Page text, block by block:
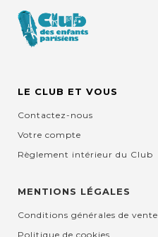
LE CLUB ET VOUS
Contactez-nous
Votre compte
Règlement intérieur du Club
MENTIONS LÉGALES
Conditions générales de vente
Politique de cookies